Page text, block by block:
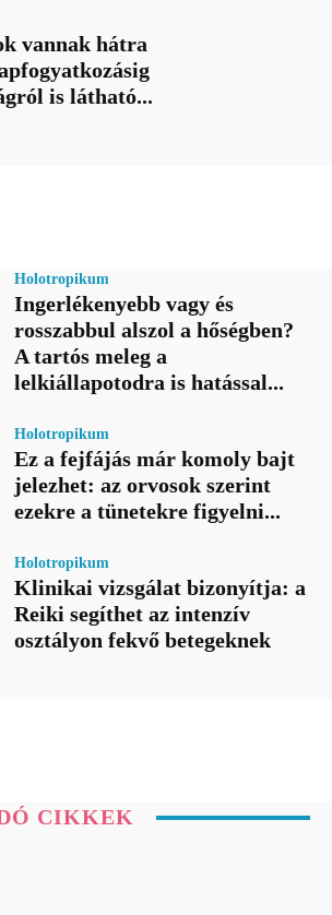
vannak hátra
is látható...
Holotropikum
Ingerlékenyebb vagy és
rosszabbul alszol a hőségben?
A tartós meleg a
lelkiállapotodra is hatással...
Holotropikum
Ez a fejfájás már komoly bajt
jelezhet: az orvosok szerint
ezekre a tünetekre figyelni...
Holotropikum
Klinikai vizsgálat bizonyítja: a
Reiki segíthet az intenzív
osztályon fekvő betegeknek
CIKKEK